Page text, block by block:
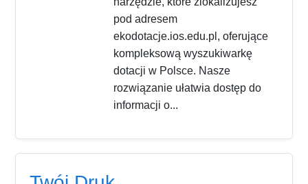
pod adresem
ekodotacje.ios.edu.pl, oferujące
kompleksową wyszukiwarkę
dotacji w Polsce. Nasze
rozwiązanie ułatwia dostęp do
informacji o...